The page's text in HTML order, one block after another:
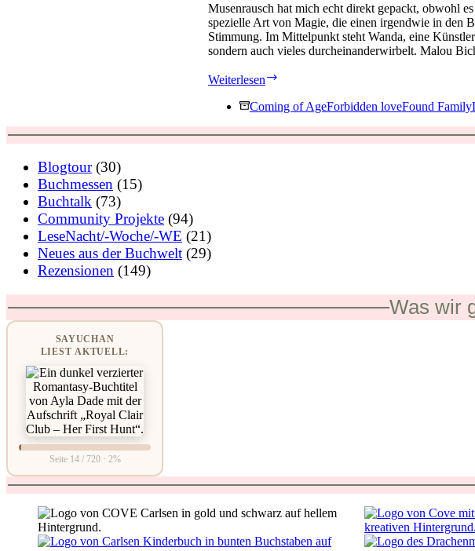
Musenrausch hat mich echt direkt gepackt, obwohl
spezielle Art von Magie, die einen irgendwie in den
Stimmung. Im Mittelpunkt steht Wanda, eine
sondern auch vieles durcheinanderwirbelt. Malou
Weiterlesen
Malou
Coming of AgeForbidden loveFound Family
Blogtour(30)
Buchmessen (15)
Buchtalk (73)
Community Projekte (94)
LeseNacht/-Woche/-WE (21)
Neues aus der Buchwelt (29)
Rezensionen (149)
Was wir
SAYUCHAN
LIEST AKTUELL:
Seite 14 / 720 · 2%